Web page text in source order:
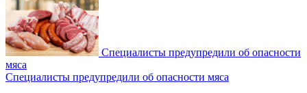
Специалисты предупредили об опасности
мяса
Специалисты предупредили об опасности мяса